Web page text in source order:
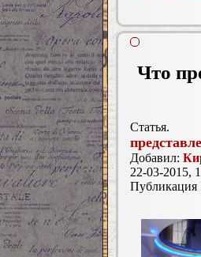
Что
Статья.
Добавил:
22-03-2015,